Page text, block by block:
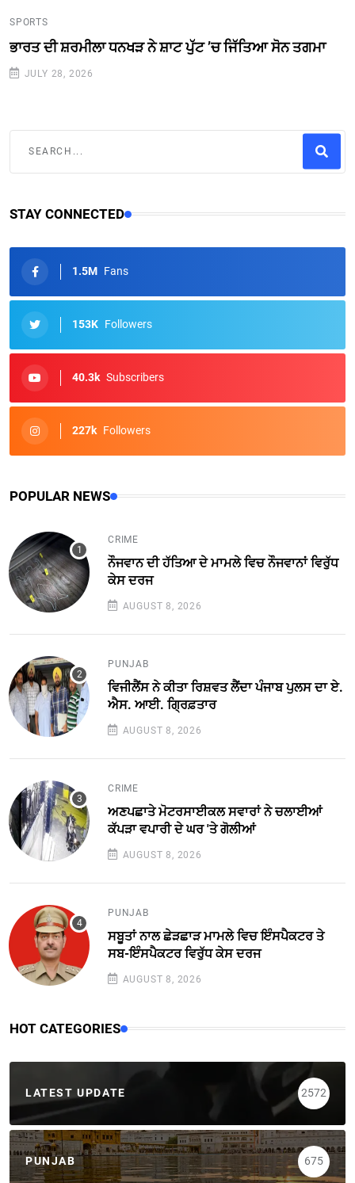
SPORTS
ਭਾਰਤ ਦੀ ਸ਼ਰਮੀਲਾ ਧਨਖੜ ਨੇ ਸ਼ਾਟ ਪੁੱਟ ’ਚ ਜਿੱਤਿਆ ਸੋਨ ਤਗਮਾ
JULY 28, 2026
STAY CONNECTED
1.5M Fans
153K Followers
40.3k Subscribers
227k Followers
POPULAR NEWS
CRIME
ਨੌਜਵਾਨ ਦੀ ਹੱਤਿਆ ਦੇ ਮਾਮਲੇ ਵਿਚ ਨੌਜਵਾਨਾਂ ਵਿਰੁੱਧ
ਕੇਸ ਦਰਜ
AUGUST 8, 2026
PUNJAB
ਵਿਜੀਲੈਂਸ ਨੇ ਕੀਤਾ ਰਿਸ਼ਵਤ ਲੈਂਦਾ ਪੰਜਾਬ ਪੁਲਸ ਦਾ ਏ.
ਐਸ. ਆਈ. ਗ੍ਰਿਫ਼ਤਾਰ
AUGUST 8, 2026
CRIME
ਅਣਪਛਾਤੇ ਮੋਟਰਸਾਈਕਲ ਸਵਾਰਾਂ ਨੇ ਚਲਾਈਆਂ
ਕੱਪੜਾ ਵਪਾਰੀ ਦੇ ਘਰ 'ਤੇ ਗੋਲੀਆਂ
AUGUST 8, 2026
PUNJAB
ਸਬੂਤਾਂ ਨਾਲ ਛੇੜਛਾੜ ਮਾਮਲੇ ਵਿਚ ਇੰਸਪੈਕਟਰ ਤੇ
ਸਬ-ਇੰਸਪੈਕਟਰ ਵਿਰੁੱਧ ਕੇਸ ਦਰਜ
AUGUST 8, 2026
HOT CATEGORIES
LATEST UPDATE 2572
PUNJAB 675